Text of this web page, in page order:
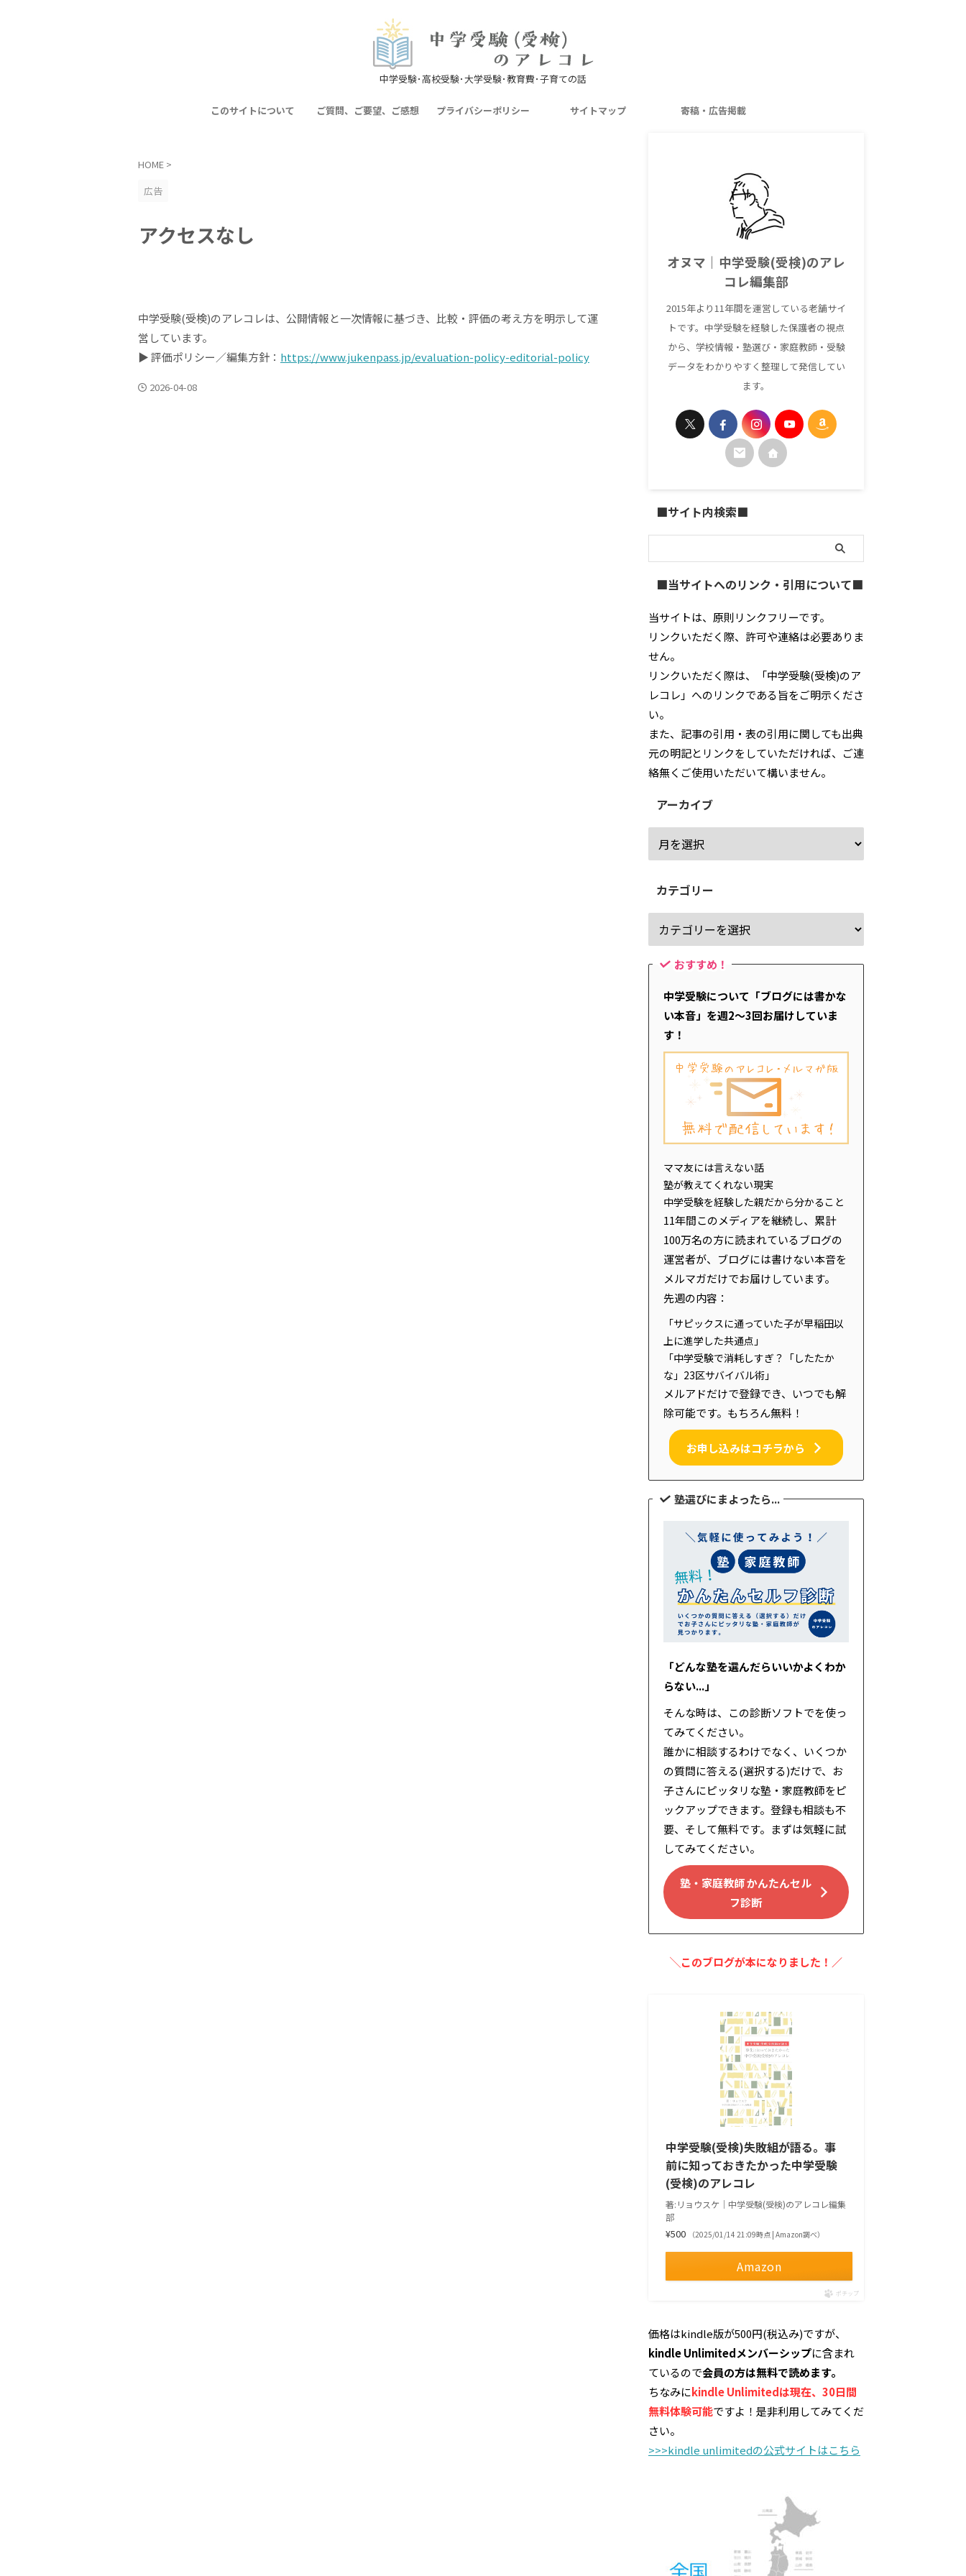
中学受験･高校受験･大学受験･教育費･子育ての話
このサイトについて ご質問、ご要望、ご感想 プライバシーポリシー サイトマップ 寄稿・広告掲載
HOME >
広告
アクセスなし
中学受験(受検)のアレコレは、公開情報と一次情報に基づき、比較・評価の考え方を明示して運
営しています。
▶ 評価ポリシー／編集方針： https://www.jukenpass.jp/evaluation-policy-editorial-policy
2026-04-08
オヌマ｜中学受験(受検)のアレ
コレ編集部
2015年より11年間を運営している老舗サイ
トです。中学受験を経験した保護者の視点
から、学校情報・塾選び・家庭教師・受験
データをわかりやすく整理して発信してい
ます。
■サイト内検索■
■当サイトへのリンク・引用について■
当サイトは、原則リンクフリーです。
リンクいただく際、許可や連絡は必要ありま
せん。
リンクいただく際は、「中学受験(受検)のア
レコレ」へのリンクである旨をご明示くださ
い。
また、記事の引用・表の引用に関しても出典
元の明記とリンクをしていただければ、ご連
絡無くご使用いただいて構いません。
アーカイブ
カテゴリー
おすすめ！
中学受験について「ブログには書かな
い本音」を週2～3回お届けしていま
す！
ママ友には言えない話
塾が教えてくれない現実
中学受験を経験した親だから分かること
11年間このメディアを継続し、累計
100万名の方に読まれているブログの
運営者が、ブログには書けない本音を
メルマガだけでお届けしています。
先週の内容：
「サピックスに通っていた子が早稲田以
上に進学した共通点」
「中学受験で消耗しすぎ？「したたか
な」23区サバイバル術」
メルアドだけで登録でき、いつでも解
除可能です。もちろん無料！
お申し込みはコチラから
塾選びにまよったら...
「どんな塾を選んだらいいかよくわか
らない...」
そんな時は、この診断ソフトでを使っ
てみてください。
誰かに相談するわけでなく、いくつか
の質問に答える(選択する)だけで、お
子さんにピッタリな塾・家庭教師をピ
ックアップできます。登録も相談も不
要、そして無料です。まずは気軽に試
してみてください。
塾・家庭教師 かんたんセル
フ診断
╲このブログが本になりました！／
中学受験(受検)失敗組が語る。事
前に知っておきたかった中学受験
(受検)のアレコレ
著:リョウスケ｜中学受験(受検)のアレコレ編集
部
¥500 （2025/01/14 21:09時点 | Amazon調べ）
Amazon
ポチップ
価格はkindle版が500円(税込み)ですが、
kindle Unlimitedメンバーシップに含まれ
ているので会員の方は無料で読めます。
ちなみにkindle Unlimitedは現在、30日間
無料体験可能ですよ！是非利用してみてくだ
さい。
>>>kindle unlimitedの公式サイトはこちら